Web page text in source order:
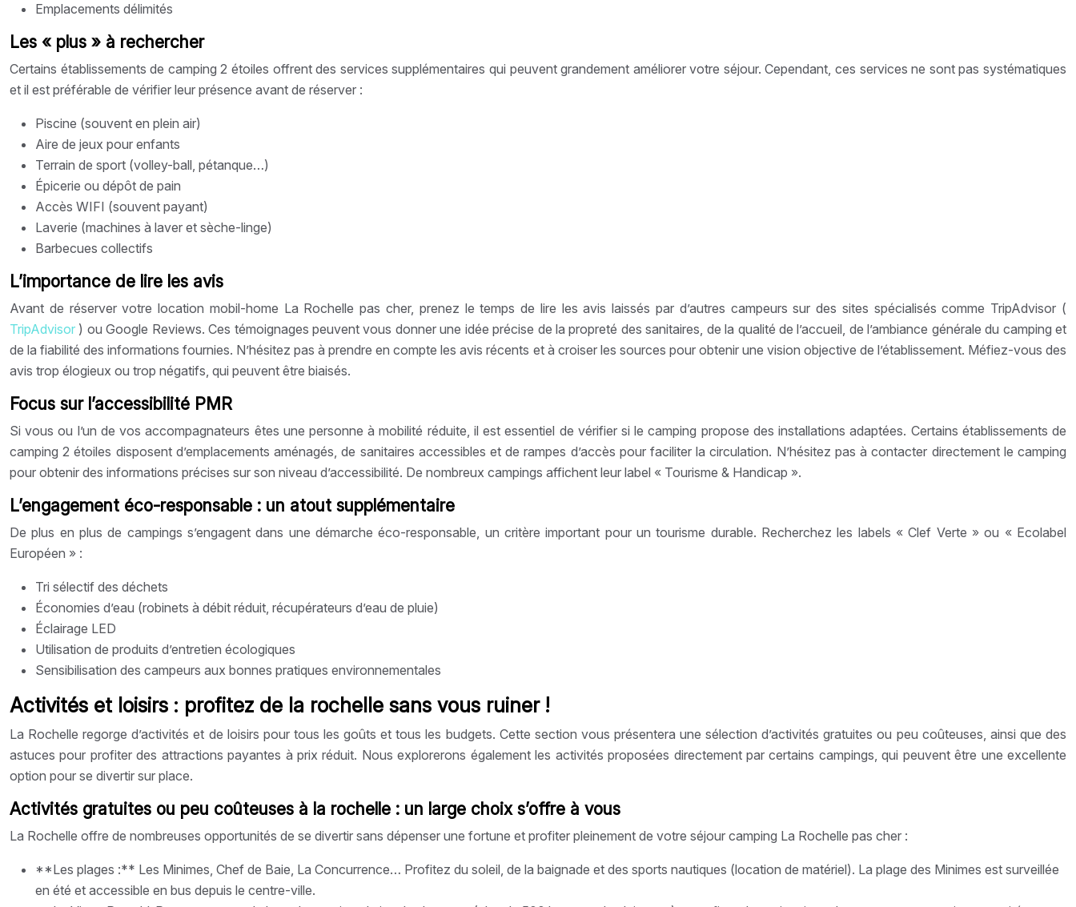
Emplacements délimités
Les « plus » à rechercher
Certains établissements de camping 2 étoiles offrent des services supplémentaires qui peuvent grandement améliorer votre séjour. Cependant, ces services ne sont pas systématiques
et il est préférable de vérifier leur présence avant de réserver :
Piscine (souvent en plein air)
Aire de jeux pour enfants
Terrain de sport (volley-ball, pétanque…)
Épicerie ou dépôt de pain
Accès WIFI (souvent payant)
Laverie (machines à laver et sèche-linge)
Barbecues collectifs
L’importance de lire les avis
Avant de réserver votre location mobil-home La Rochelle pas cher, prenez le temps de lire les avis laissés par d’autres campeurs sur des sites spécialisés comme TripAdvisor (
TripAdvisor ) ou Google Reviews. Ces témoignages peuvent vous donner une idée précise de la propreté des sanitaires, de la qualité de l’accueil, de l’ambiance générale du camping et
de la fiabilité des informations fournies. N’hésitez pas à prendre en compte les avis récents et à croiser les sources pour obtenir une vision objective de l’établissement. Méfiez-vous des
avis trop élogieux ou trop négatifs, qui peuvent être biaisés.
Focus sur l’accessibilité PMR
Si vous ou l’un de vos accompagnateurs êtes une personne à mobilité réduite, il est essentiel de vérifier si le camping propose des installations adaptées. Certains établissements de
camping 2 étoiles disposent d’emplacements aménagés, de sanitaires accessibles et de rampes d’accès pour faciliter la circulation. N’hésitez pas à contacter directement le camping
pour obtenir des informations précises sur son niveau d’accessibilité. De nombreux campings affichent leur label « Tourisme & Handicap ».
L’engagement éco-responsable : un atout supplémentaire
De plus en plus de campings s’engagent dans une démarche éco-responsable, un critère important pour un tourisme durable. Recherchez les labels « Clef Verte » ou « Ecolabel
Européen » :
Tri sélectif des déchets
Économies d’eau (robinets à débit réduit, récupérateurs d’eau de pluie)
Éclairage LED
Utilisation de produits d’entretien écologiques
Sensibilisation des campeurs aux bonnes pratiques environnementales
Activités et loisirs : profitez de la rochelle sans vous ruiner !
La Rochelle regorge d’activités et de loisirs pour tous les goûts et tous les budgets. Cette section vous présentera une sélection d’activités gratuites ou peu coûteuses, ainsi que des
astuces pour profiter des attractions payantes à prix réduit. Nous explorerons également les activités proposées directement par certains campings, qui peuvent être une excellente
option pour se divertir sur place.
Activités gratuites ou peu coûteuses à la rochelle : un large choix s’offre à vous
La Rochelle offre de nombreuses opportunités de se divertir sans dépenser une fortune et profiter pleinement de votre séjour camping La Rochelle pas cher :
**Les plages :** Les Minimes, Chef de Baie, La Concurrence… Profitez du soleil, de la baignade et des sports nautiques (location de matériel). La plage des Minimes est surveillée
en été et accessible en bus depuis le centre-ville.